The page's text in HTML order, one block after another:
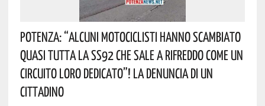
Potenza: “alcuni Motociclisti Hanno Scambiato
Quasi Tutta La SS92 Che Sale A Rifreddo Come Un
Circuito Loro Dedicato”! La Denuncia Di Un
Cittadino